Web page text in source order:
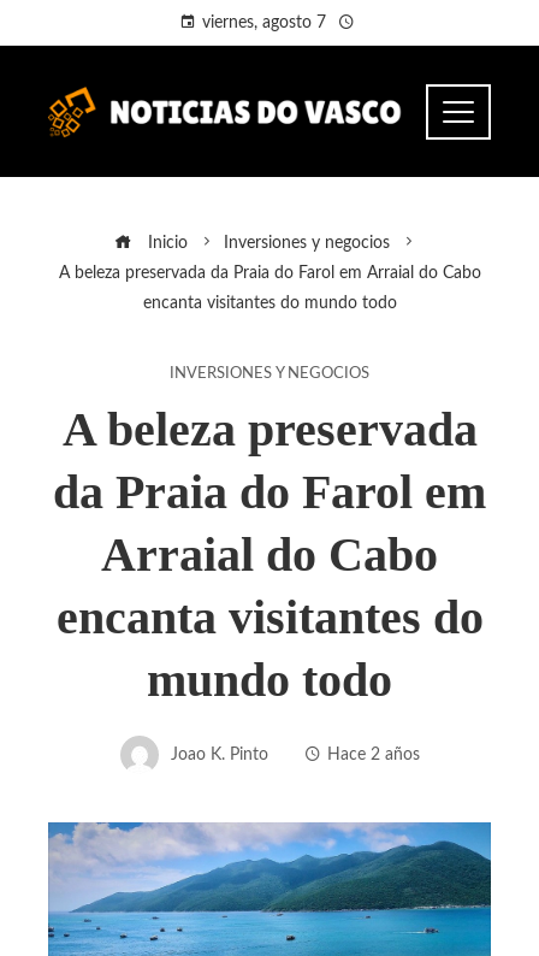
viernes, agosto 7
Inicio
Inversiones y negocios
A beleza preservada da Praia do Farol em Arraial do Cabo
encanta visitantes do mundo todo
INVERSIONES Y NEGOCIOS
A beleza preservada
da Praia do Farol em
Arraial do Cabo
encanta visitantes do
mundo todo
Joao K. Pinto Hace 2 años